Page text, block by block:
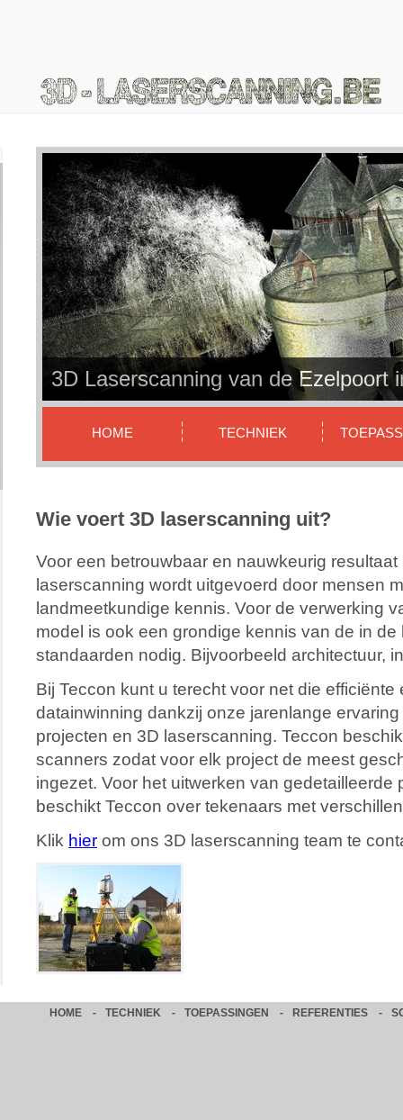
3D Laserscanning van de Ezelpoort
HOME TECHNIEK
Wie voert 3D laserscanning uit?
Voor een betrouwbaar en nauwkeurig
laserscanning wordt uitgevoerd door mensen
landmeetkundige kennis. Voor de verwerking
model is ook een grondige kennis van de in
standaarden nodig. Bijvoorbeeld architectuur,
Bij Teccon kunt u terecht voor net die efficiënte
datainwinning dankzij onze jarenlange
projecten en 3D laserscanning. Teccon
scanners zodat voor elk project de meest
ingezet. Voor het uitwerken van gedetailleerde
beschikt Teccon over tekenaars met
Klik hier om ons 3D laserscanning team te
HOME - TECHNIEK - TOEPASSINGEN - REFERENTIES -